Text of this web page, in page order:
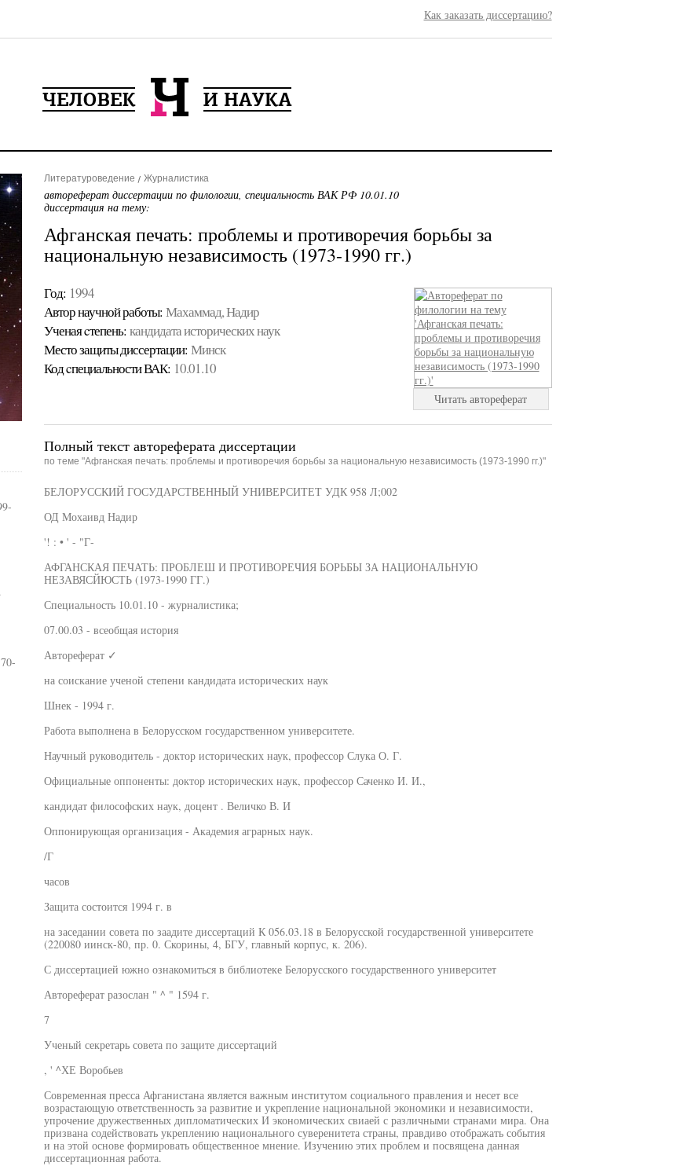
Как заказать диссертацию?
Литературоведение Журналистика
автореферат диссертации по филологии, специальность ВАК РФ 10.01.10
диссертация на тему:
Афганская печать: проблемы и противоречия борьбы за
национальную независимость (1973-1990 гг.)
Год: 1994
Автор научной работы: Махаммад, Надир
Ученая cтепень: кандидата исторических наук
Место защиты диссертации: Минск
Код cпециальности ВАК: 10.01.10
Читать автореферат
Полный текст автореферата диссертации
по теме "Афганская печать: проблемы и противоречия борьбы за национальную независимость (1973-1990 гг.)"
БЕЛОРУССКИЙ ГОСУДАРСТВЕННЫЙ УНИВЕРСИТЕТ УДК 958 Л;002
ОД Мохаивд Надир
'! : • ' - "Г-
АФГАНСКАЯ ПЕЧАТЬ: ПРОБЛЕШ И ПРОТИВОРЕЧИЯ БОРЬБЫ ЗА НАЦИОНАЛЬНУЮ
НЕЗАВЯСЙЮСТЬ (1973-1990 ГГ.)
Специальность 10.01.10 - журналистика;
07.00.03 - всеобщая история
Автореферат ✓
на соискание ученой степени кандидата исторических наук
Шнек - 1994 г.
Работа выполнена в Белорусском государственном университете.
Научный руководитель - доктор исторических наук, профессор Слука О. Г.
Официальные оппоненты: доктор исторических наук, профессор Саченко И. И.,
кандидат философских наук, доцент . Величко В. И
Оппонирующая организация - Академия аграрных наук.
/Г
часов
Защита состоится 1994 г. в
на заседании совета по заадите диссертаций К 056.03.18 в Белорусской государственной университете
(220080 иинск-80, пр. 0. Скорины, 4, БГУ, главный корпус, к. 206).
С диссертацией южно ознакомиться в библиотеке Белорусского государственного университет
Автореферат разослан " ^ " 1594 г.
7
Ученый секретарь совета по защите диссертаций
, ' ^ХЕ Воробьев
Современная пресса Афганистана является важным институтом социального правления и несет все
возрастающую ответственность за развитие и укрепление национальной экономики и независимости,
упрочение дружественных дипломатических И экономических свиаей с различными странами мира. Она
призвана содействовать укреплению национального суверенитета страны, правдиво отображать события
и на этой основе формировать общественное мнение. Изучению этих проблем и посвящена данная
диссертационная работа.